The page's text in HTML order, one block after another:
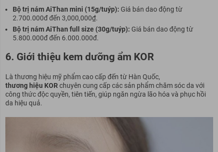
Bộ trị nám AiThan mini (15g/tuýp): Giá bán dao động từ
2.700.000đ đến 3,000,000₫.
Bộ trị nám AiThan full size (30g/tuýp): Giá bán dao động từ
5.800.000đ đến 6.000.000đ.
6. Giới thiệu kem dưỡng ẩm KOR
Là thương hiệu mỹ phẩm cao cấp đến từ Hàn Quốc,
thương hiệu KORchuyên cung cấp các sản phẩm chăm sóc da với
công thức độc quyền, tiên tiến, giúp ngăn ngừa lão hóa và phục hồi
da hiệu quả.